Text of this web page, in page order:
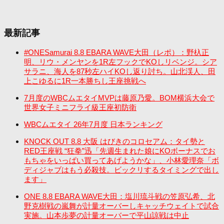
最新記事
#ONESamurai 8.8 EBARA WAVE大田（レポ）：野杁正
明、リウ・メンヤンを1R左フックでKOしリベンジ。シア
サラニ、海人を87秒左ハイKOし返り討ち。山北渓人、田
上こゆるに1R一本勝ちし王座挑戦へ
7月度のWBCムエタイMVPは藤原乃愛。BOM横浜大会で
世界女子ミニフライ級王座初防衛
WBCムエタイ 26年7月度 日本ランキング
KNOCK OUT 8.8 大阪 はびきのコロセアム：タイ勢と
RED王座戦 “狂拳”迅「先週生まれた娘にKOボーナスでお
もちゃをいっぱい買ってあげようかな」、小林愛理奈「ボ
ディジャブはもう必殺技。ビックリするタイミングで出し
ます」
ONE 8.8 EBARA WAVE大田：塩川琉斗戦の笠原弘希、北
野克樹戦の嵐舞が計量オーバーしキャッチウェイトで試合
実施。山本歩夢の計量オーバーで平山諒戦は中止